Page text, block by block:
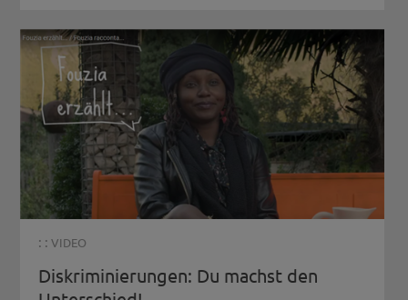
: : VIDEO
Diskriminierungen: Du machst den